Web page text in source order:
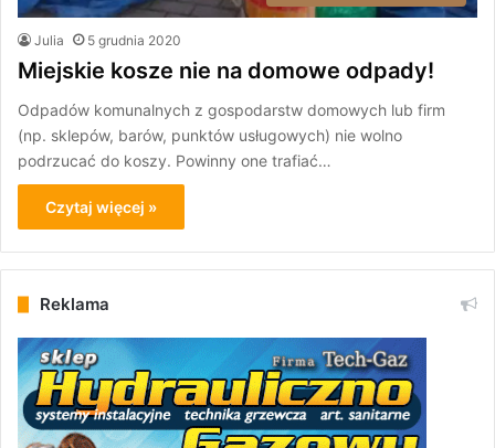
Julia 5 grudnia 2020
Miejskie kosze nie na domowe odpady!
Odpadów komunalnych z gospodarstw domowych lub firm
(np. sklepów, barów, punktów usługowych) nie wolno
podrzucać do koszy. Powinny one trafiać…
Czytaj więcej »
Reklama